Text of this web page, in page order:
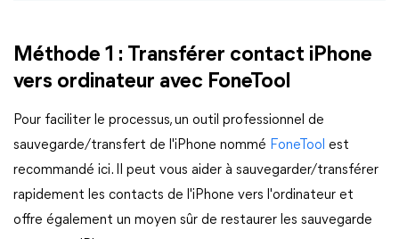
Méthode 1 : Transférer contact iPhone
vers ordinateur avec FoneTool
Pour faciliter le processus, un outil professionnel de
sauvegarde/transfert de l'iPhone nommé FoneTool est
recommandé ici. Il peut vous aider à sauvegarder/transférer
rapidement les contacts de l'iPhone vers l'ordinateur et
offre également un moyen sûr de restaurer les sauvegarde